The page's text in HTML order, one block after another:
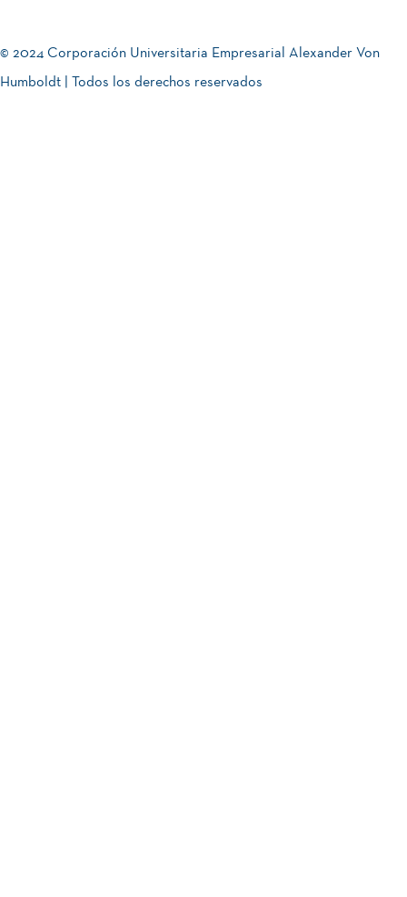
© 2024 Corporación Universitaria Empresarial Alexander Von
Humboldt | Todos los derechos reservados